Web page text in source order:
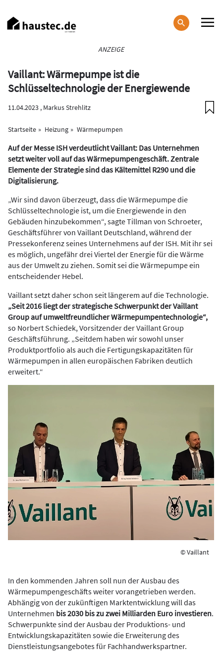
zum
Inhalt
ANZEIGE
Vaillant: Wärmepumpe ist die
Schlüsseltechnologie der Energiewende
11.04.2023 , Markus Strehlitz
Startseite Heizung Wärmepumpen
Auf der Messe ISH verdeutlicht Vaillant: Das Unternehmen
setzt weiter voll auf das Wärmepumpengeschäft. Zentrale
Elemente der Strategie sind das Kältemittel R290 und die
Digitalisierung.
„Wir sind davon überzeugt, dass die Wärmepumpe die
Schlüsseltechnologie ist, um die Energiewende in den
Gebäuden hinzubekommen“, sagte Tillman von Schroeter,
Geschäftsführer von Vaillant Deutschland, während der
Pressekonferenz seines Unternehmens auf der ISH. Mit ihr sei
es möglich, ungefähr drei Viertel der Energie für die Wärme
aus der Umwelt zu ziehen. Somit sei die Wärmepumpe ein
entscheidender Hebel.
Vaillant setzt daher schon seit längerem auf die Technologie.
„Seit 2016 liegt der strategische Schwerpunkt der Vaillant
Group auf umweltfreundlicher Wärmepumpentechnologie“,
so Norbert Schiedek, Vorsitzender der Vaillant Group
Geschäftsführung. „Seitdem haben wir sowohl unser
Produktportfolio als auch die Fertigungskapazitäten für
Wärmepumpen in allen europäischen Fabriken deutlich
erweitert.“
© Vaillant
In den kommenden Jahren soll nun der Ausbau des
Wärmepumpengeschäfts weiter vorangetrieben werden.
Abhängig von der zukünftigen Marktentwicklung will das
Unternehmen bis 2030 bis zu zwei Milliarden Euro investieren.
Schwerpunkte sind der Ausbau der Produktions- und
Entwicklungskapazitäten sowie die Erweiterung des
Dienstleistungsangebotes für Fachhandwerkspartner.